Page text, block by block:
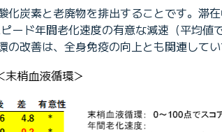
炭素と老廃物を排出することです。滞
ド年間老化速度の有意な減速（平均
改善は、全身免疫の向上とも関連して